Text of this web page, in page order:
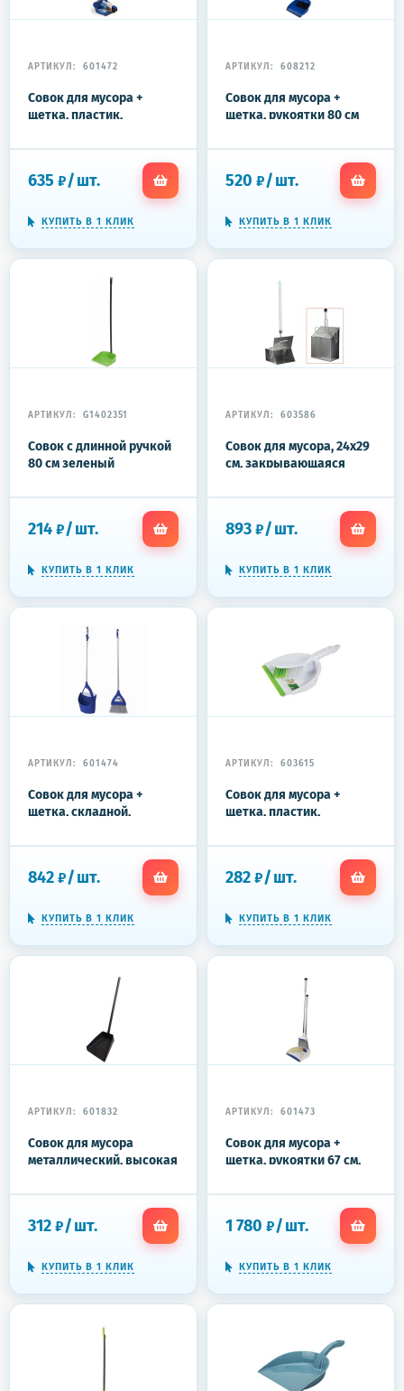
АРТИКУЛ: 601472
Совок для мусора +
щетка, пластик,
алюминиевые рукоятки
601472
635 ₽/шт.
КУПИТЬ В 1 КЛИК
АРТИКУЛ: 608212
Совок для мусора +
щетка, рукоятки 80 см
"ЛЕНИВКА XL", LAIMA,
520 ₽/шт.
КУПИТЬ В 1 КЛИК
АРТИКУЛ: G1402351
Совок с длинной ручкой
80 см зеленый
214 ₽/шт.
КУПИТЬ В 1 КЛИК
АРТИКУЛ: 603586
Совок для мусора, 24х29
см, закрывающаяся
рукоятка 75 см,
металлический
893 ₽/шт.
КУПИТЬ В 1 КЛИК
АРТИКУЛ: 601474
Совок для мусора +
щетка, складной,
66 см, резиновая кромка,
синий, LAIMA, 601474
842 ₽/шт.
КУПИТЬ В 1 КЛИК
АРТИКУЛ: 603615
Совок для мусора +
щетка, пластик,
зелено-белый, ЛЮБАША,
282 ₽/шт.
КУПИТЬ В 1 КЛИК
АРТИКУЛ: 601832
Совок для мусора
металлический, высокая
порошковая окраска,
цвет ассорти, 601832
312 ₽/шт.
КУПИТЬ В 1 КЛИК
АРТИКУЛ: 601473
Совок для мусора +
щетка, рукоятки 67 см,
сбрасывание, сине-
белый, LAIMA, 601473
1 780 ₽/шт.
КУПИТЬ В 1 КЛИК